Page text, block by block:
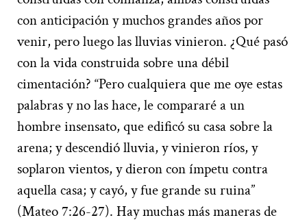
con anticipación y muchos grandes años por
venir, pero luego las lluvias vinieron. ¿Qué pasó
con la vida construida sobre una débil
cimentación? “Pero cualquiera que me oye estas
palabras y no las hace, le compararé a un
hombre insensato, que edificó su casa sobre la
arena; y descendió lluvia, y vinieron ríos, y
soplaron vientos, y dieron con ímpetu contra
aquella casa; y cayó, y fue grande su ruina”
(Mateo 7:26-27). Hay muchas más maneras de